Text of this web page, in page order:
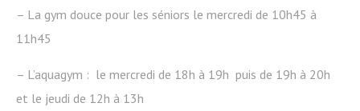
– La gym douce pour les séniors le mercredi de 10h45 à
11h45
– L’aquagym : le mercredi de 18h à 19h puis de 19h à 20h
et le jeudi de 12h à 13h